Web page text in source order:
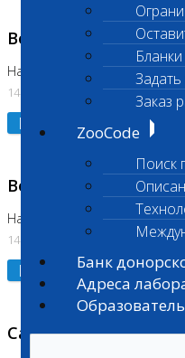
Заказ
ZooCode
Поиск
Банк
Адреса
Возобновлено
На Нагорной (Код 961, 962)
14.07.2026
Подробнее
Возобновлено
На Нагорной (Код 157)
14.07.2026
Подробнее
Санитарный день